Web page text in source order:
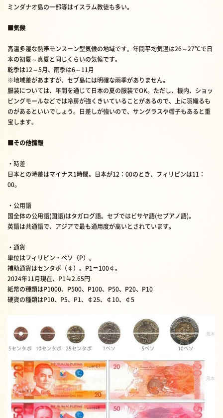
ミンダナオ島の一部等はイスラム教徒も多い。
■気候
高温多湿な熱帯モンスーン型気候の地域です。年間平均気温は26～27℃で日
本の初夏～真夏と同じくらいの気候です。
乾季は12～5月、雨季は6～11月
※地域差があますが、セブ島には明確な雨季がありません。
服装については、年間を通じて日本の夏の服装でOK。ただし、機内、ショッ
ピングモールなどでは冷房が強くきいていることがあるので、上に羽織るも
のがあるといいでしょう。日差しが強いので、サングラスや帽子もあると重
宝します。
■その他情報
・時差
日本との時差はマイナス1時間。日本が12：00のとき、フィリピンは11：
00。
・公用語
国全体の公用語(国語)はタガログ語。セブではビサヤ語(セブアノ語)。
英語は共通語で、アジアで最も通用度が高いとされています。
・通貨
単位はフィリピン・ペソ（P）。
補助通貨はセンタボ（￠）。P1＝100￠。
2024年11月現在、P1≒2.65円
紙幣の種類はP1000、P500、P100、P50、P20、P10
硬貨の種類はP10、P5、P1、￠25、￠10、￠5